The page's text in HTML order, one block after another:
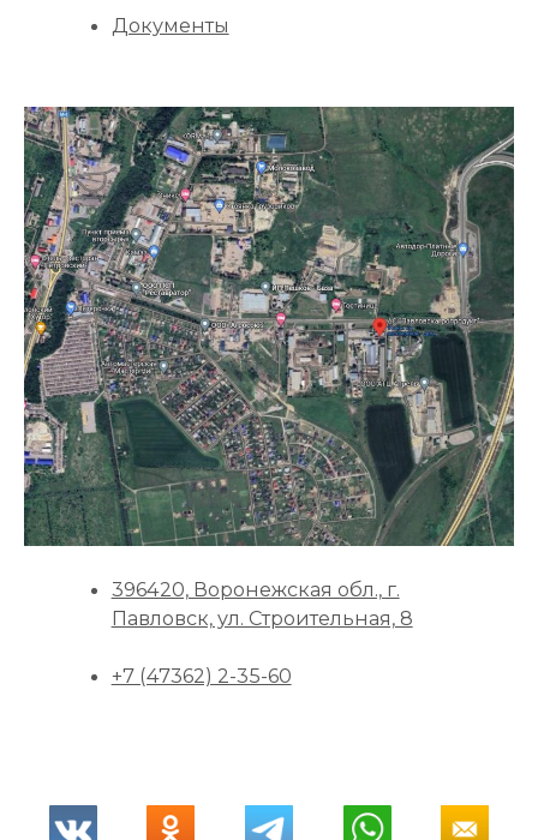
Документы
396420, Воронежская обл., г.
Павловск, ул. Строительная, 8
+7 (47362) 2-35-60